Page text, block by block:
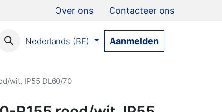
Over ons Contacteer ons
Nederlands (BE) Aanmelden
wit, IP55 DL60/70